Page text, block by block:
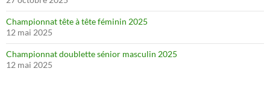
Championnat tête à tête féminin 2025
12 mai 2025
Championnat doublette sénior masculin 2025
12 mai 2025